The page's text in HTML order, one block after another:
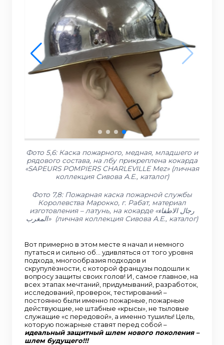
Фото 5,6: Каска пожарного, медная, младшего и
рядового состава, на лбу прикреплена кокарда
«SAPEURS POMPIERS CHARLEVILLE Mez» (личная
коллекция Сивова А.Е., каталог)
Фото 7,8: Пожарная каска пожарной службы
Королевства Марокко, г. Рабат, материал
изготовления – латунь, на кокарде «رجال الاطفاء
المغرب» (личная коллекция Сивова А.Е., каталог)
Вот примерно в этом месте я начал и немного
путаться и сильно об… удивляться от того уровня
подхода, многообразия подходов и
скрупулёзности, с которой французы подошли к
вопросу защиты своих голов! И, самое главное, на
всех этапах мечтаний, придумываний, разработок,
исследований, проверок, тестирований –
постоянно были именно пожарные, пожарные
действующие, не штабные «крысы», не тыловые
служащие «с передовой», а именно тушилы! Цель,
которую пожарные ставят перед собой –
идеальный защитный шлем нового поколения –
шлем будущего!!!